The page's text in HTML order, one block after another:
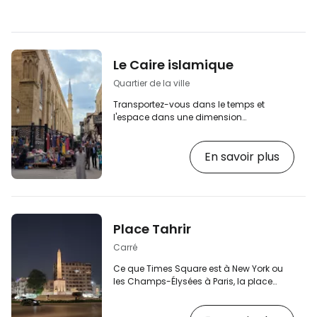
Le Caire islamique
Quartier de la ville
Transportez-vous dans le temps et
l'espace dans une dimension
dans les rues étroites et sinueuses du
Caire islamique. Bien sûr, toute la ville est
majoritairement musulmane, mais
siècle. [btn "Réserver les appartements les
moins chers au Caire"…
En savoir plus
Place Tahrir
Carré
Ce que Times Square est à New York ou
les Champs-Élysées à Paris, la place
de la Libération", elle est située en plein